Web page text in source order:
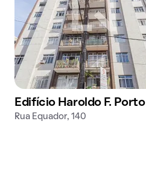
Edifício Haroldo F. Porto
Rua Equador, 140